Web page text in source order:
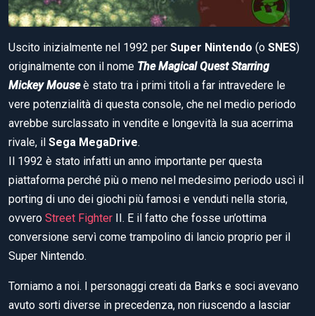
Uscito inizialmente nel 1992 per Super Nintendo (o SNES)
originalmente con il nome The Magical Quest Starring
Mickey Mouseè stato tra i primi titoli a far intravedere le
vere potenzialità di questa console, che nel medio periodo
avrebbe surclassato in vendite e longevità la sua acerrima
rivale, il Sega MegaDrive.
Il 1992 è stato infatti un anno importante per questa
piattaforma perché più o meno nel medesimo periodo uscì il
porting di uno dei giochi più famosi e venduti nella storia,
ovvero Street Fighter II. E il fatto che fosse un’ottima
conversione servì come trampolino di lancio proprio per il
Super Nintendo.
Torniamo a noi. I personaggi creati da Barks e soci avevano
avuto sorti diverse in precedenza, non riuscendo a lasciar